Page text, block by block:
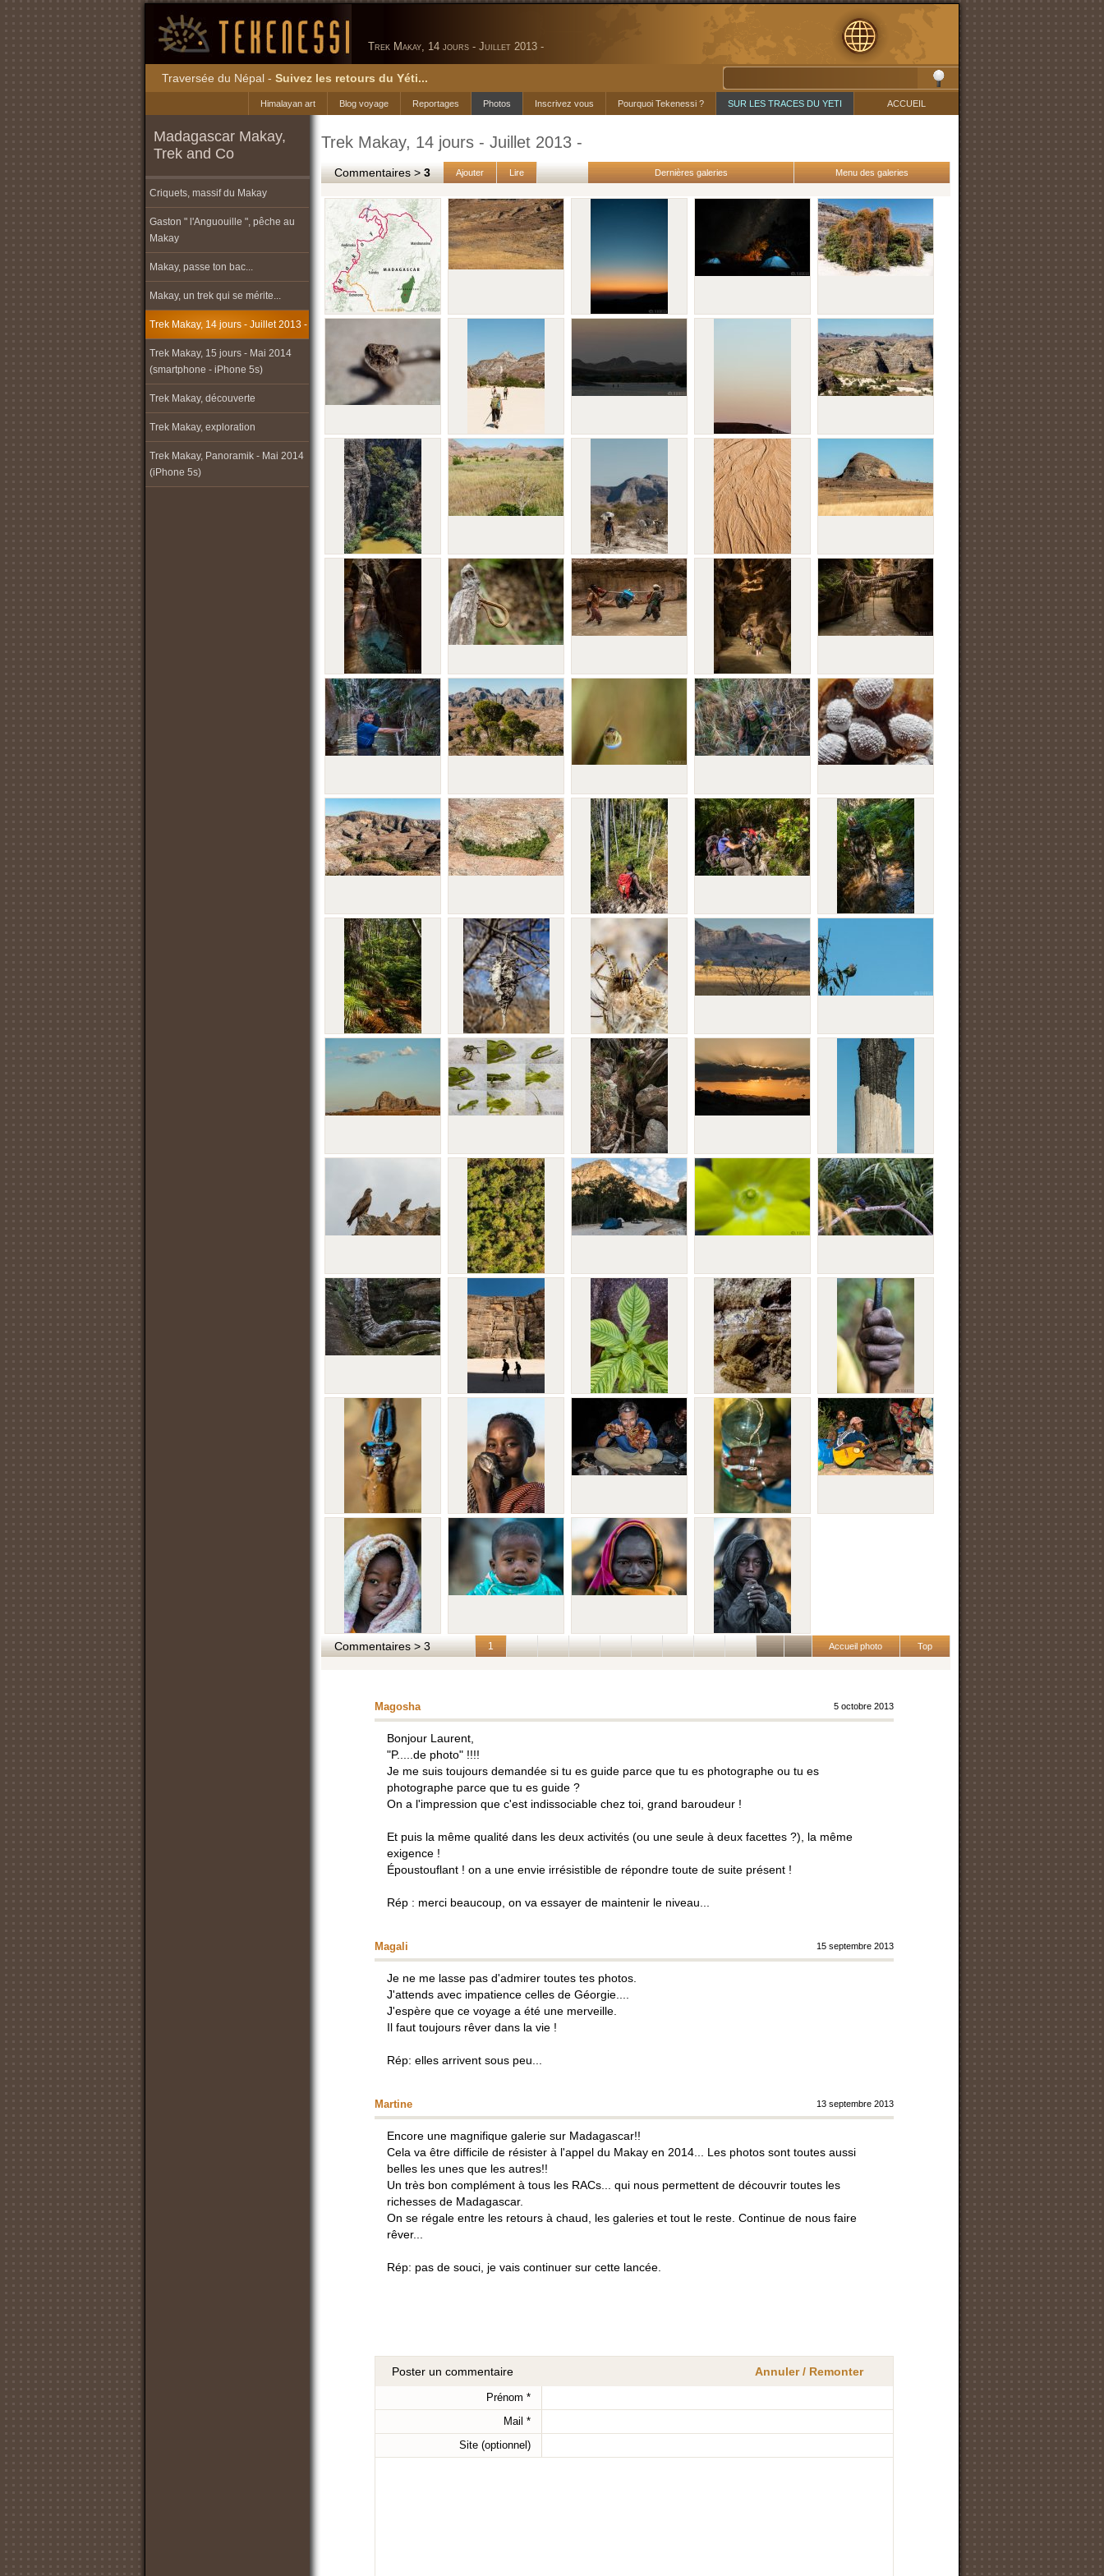
Trek Makay, 14 jours - Juillet 2013 -
Traversée du Népal - Suivez les retours du Yéti...
ACCUEIL
SUR LES TRACES DU YETI
Pourquoi Tekenessi ?
Inscrivez vous
Photos
Reportages
Blog voyage
Himalayan art
Madagascar Makay,
Trek and Co
Criquets, massif du Makay
Gaston " l'Anguouille ", pêche au
Makay
Makay, passe ton bac...
Makay, un trek qui se mérite...
Trek Makay, 14 jours - Juillet 2013 -
Trek Makay, 15 jours - Mai 2014
(smartphone - iPhone 5s)
Trek Makay, découverte
Trek Makay, exploration
Trek Makay, Panoramik - Mai 2014
(iPhone 5s)
Trek Makay, 14 jours - Juillet 2013 -
Commentaires >3 Ajouter Lire Menu des galeries
Dernières galeries
Commentaires > 3 Top
Accueil photo
1
Magosha 5 octobre 2013
Bonjour Laurent,
"P.....de photo" !!!!
Je me suis toujours demandée si tu es guide parce que tu es photographe ou tu es
photographe parce que tu es guide ?
On a l'impression que c'est indissociable chez toi, grand baroudeur !
Et puis la même qualité dans les deux activités (ou une seule à deux facettes ?), la même
exigence !
Époustouflant ! on a une envie irrésistible de répondre toute de suite présent !
Rép : merci beaucoup, on va essayer de maintenir le niveau...
Magali 15 septembre 2013
Je ne me lasse pas d'admirer toutes tes photos.
J'attends avec impatience celles de Géorgie....
J'espère que ce voyage a été une merveille.
Il faut toujours rêver dans la vie !
Rép: elles arrivent sous peu...
Martine 13 septembre 2013
Encore une magnifique galerie sur Madagascar!!
Cela va être difficile de résister à l'appel du Makay en 2014... Les photos sont toutes aussi
belles les unes que les autres!!
Un très bon complément à tous les RACs... qui nous permettent de découvrir toutes les
richesses de Madagascar.
On se régale entre les retours à chaud, les galeries et tout le reste. Continue de nous faire
rêver...
Rép: pas de souci, je vais continuer sur cette lancée.
Annuler / Remonter
Poster un commentaire
Prénom *
Mail *
Site (optionnel)